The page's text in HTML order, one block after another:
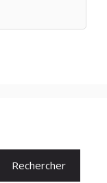
Rechercher